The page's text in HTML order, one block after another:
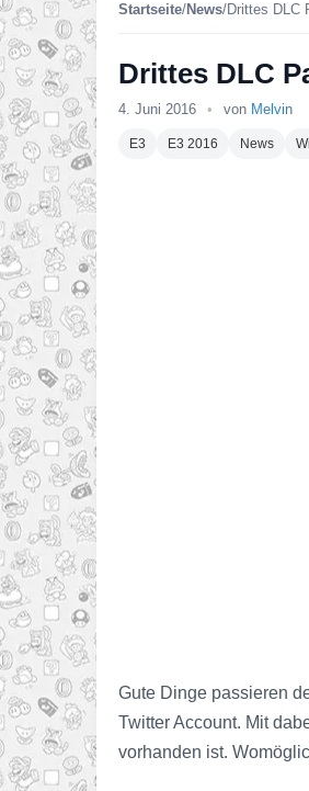
Startseite/News/Drittes DLC
Drittes DLC
4. Juni 2016 • von Melvin
E3 E3 2016 News
Gute Dinge passieren
Twitter Account. Mit
vorhanden ist.